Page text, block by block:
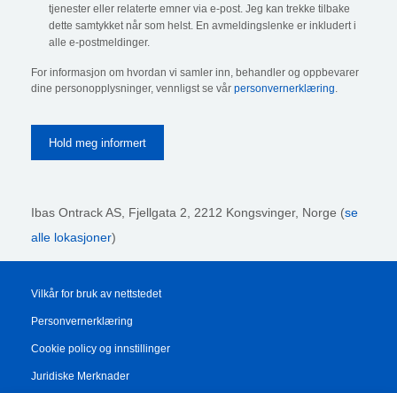
tjenester eller relaterte emner via e-post. Jeg kan trekke tilbake
dette samtykket når som helst. En avmeldingslenke er inkludert i
alle e-postmeldinger.
For informasjon om hvordan vi samler inn, behandler og oppbevarer
dine personopplysninger, vennligst se vår personvernerklæring.
Ibas Ontrack AS, Fjellgata 2, 2212 Kongsvinger, Norge (se
alle lokasjoner)
Vilkår for bruk av nettstedet
Personvernerklæring
Cookie policy og innstillinger
Juridiske Merknader